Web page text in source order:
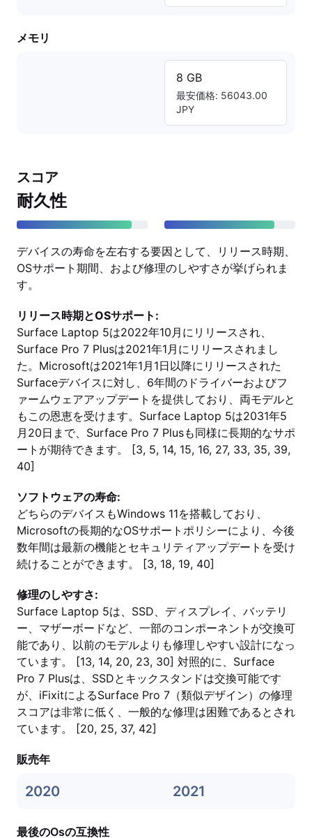
メモリ
8 GB
最安価格: 56043.00
JPY
スコア
耐久性
デバイスの寿命を左右する要因として、リリース時期、
OSサポート期間、および修理のしやすさが挙げられま
す。
リリース時期とOSサポート:
Surface Laptop 5は2022年10月にリリースされ、
Surface Pro 7 Plusは2021年1月にリリースされまし
た。Microsoftは2021年1月1日以降にリリースされた
Surfaceデバイスに対し、6年間のドライバーおよびフ
ァームウェアアップデートを提供しており、両モデルと
もこの恩恵を受けます。Surface Laptop 5は2031年5
月20日まで、Surface Pro 7 Plusも同様に長期的なサポ
ートが期待できます。 [3, 5, 14, 15, 16, 27, 33, 35, 39,
40]
ソフトウェアの寿命:
どちらのデバイスもWindows 11を搭載しており、
Microsoftの長期的なOSサポートポリシーにより、今後
数年間は最新の機能とセキュリティアップデートを受け
続けることができます。 [3, 18, 19, 40]
修理のしやすさ:
Surface Laptop 5は、SSD、ディスプレイ、バッテリ
ー、マザーボードなど、一部のコンポーネントが交換可
能であり、以前のモデルよりも修理しやすい設計になっ
ています。 [13, 14, 20, 23, 30] 対照的に、Surface
Pro 7 Plusは、SSDとキックスタンドは交換可能です
が、iFixitによるSurface Pro 7（類似デザイン）の修理
スコアは非常に低く、一般的な修理は困難であるとされ
ています。 [20, 25, 37, 42]
販売年
2020 2021
最後のOsの互換性